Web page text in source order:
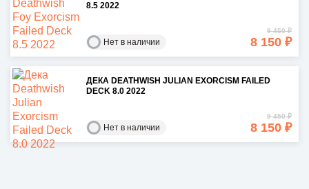
8.5 2022
Нет в наличии
9 450 ₽
8 150 ₽
ДЕКА DEATHWISH JULIAN EXORCISM FAILED
DECK 8.0 2022
Нет в наличии
9 450 ₽
8 150 ₽